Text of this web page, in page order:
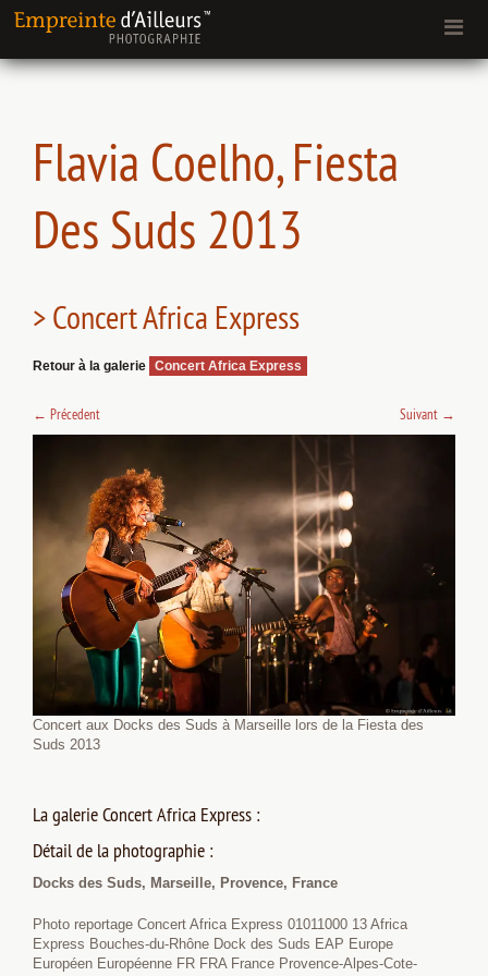
Flavia Coelho, Fiesta
Des Suds 2013
> Concert Africa Express
Retour à la galerie Concert Africa Express
← Précedent Suivant →
Concert aux Docks des Suds à Marseille lors de la Fiesta des
Suds 2013
La galerie Concert Africa Express :
Détail de la photographie :
Docks des Suds, Marseille, Provence, France
Photo reportage Concert Africa Express 01011000 13 Africa
Express Bouches-du-Rhône Dock des Suds EAP Europe
Européen Européenne FR FRA France Provence-Alpes-Cote-